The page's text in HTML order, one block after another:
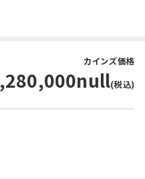
カインズ価格
(税込)